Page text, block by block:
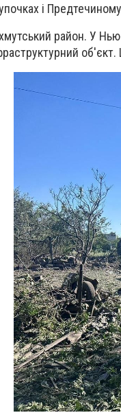
і
район. У